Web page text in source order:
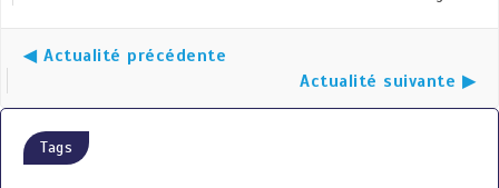
◀ Actualité précédente
Actualité suivante ▶
Tags